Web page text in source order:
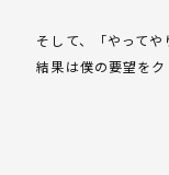
そして、「やって
結果は僕の要望をク